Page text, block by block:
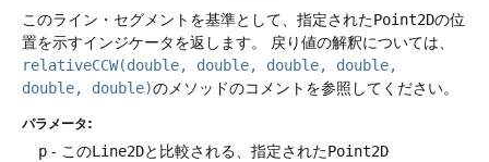
このライン・セグメントを基準として、指定されたPoint2Dの位
置を示すインジケータを返します。
戻り値の解釈については、
relativeCCW(double, double, double, double,
double, double)のメソッドのコメントを参照してください。
パラメータ:
p - このLine2Dと比較される、指定されたPoint2D